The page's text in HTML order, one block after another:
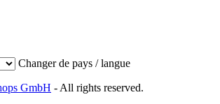
Changer de pays / langue
GmbH - All rights reserved.